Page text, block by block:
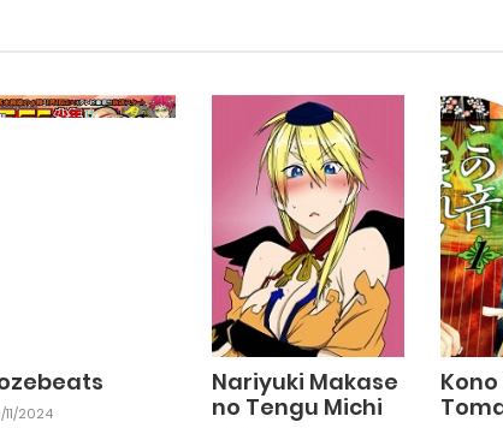
11/2024
Nariyuki Makase
no Tengu Michi